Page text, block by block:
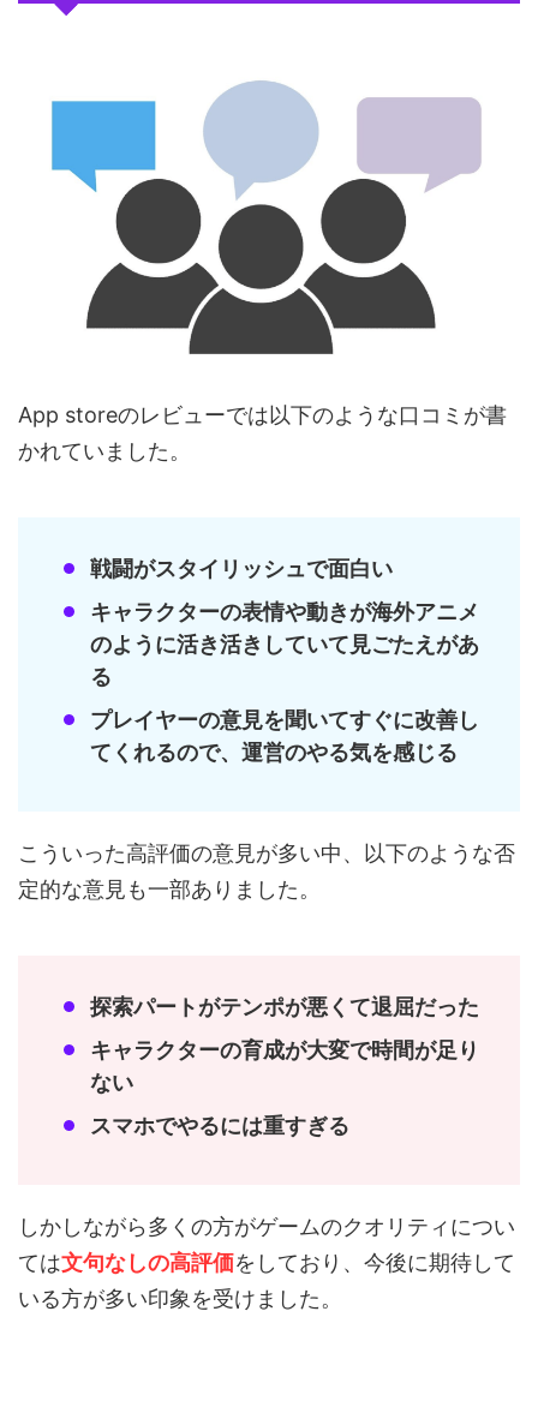
App storeのレビューでは以下のような口コミが書
かれていました。
戦闘がスタイリッシュで面白い
キャラクターの表情や動きが海外アニメ
のように活き活きしていて見ごたえがあ
る
プレイヤーの意見を聞いてすぐに改善し
てくれるので、運営のやる気を感じる
こういった高評価の意見が多い中、以下のような否
定的な意見も一部ありました。
探索パートがテンポが悪くて退屈だった
キャラクターの育成が大変で時間が足り
ない
スマホでやるには重すぎる
しかしながら多くの方がゲームのクオリティについ
ては文句なしの高評価をしており、今後に期待して
いる方が多い印象を受けました。